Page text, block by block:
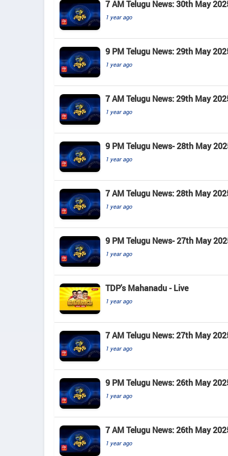
7 AM Telugu News: 30th May
1 year ago
9 PM Telugu News: 29th May
1 year ago
7 AM Telugu News: 29th May
1 year ago
9 PM Telugu News- 28th May
1 year ago
7 AM Telugu News: 28th May
1 year ago
9 PM Telugu News- 27th May
1 year ago
TDP's Mahanadu - Live
1 year ago
7 AM Telugu News: 27th May
1 year ago
9 PM Telugu News: 26th May
1 year ago
7 AM Telugu News: 26th May
1 year ago